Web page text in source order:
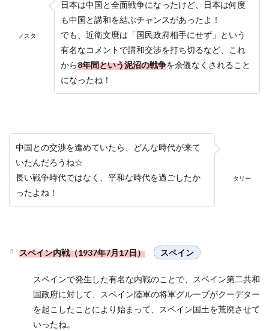
ノスタ
日本は中国と全面戦争になったけど、日本は何度
も中国と講和を結ぶチャンスがあったよ！
でも、近衛文麿は「国民政府相手にせず」という
有名なコメントで講和交渉を打ち切るなど、これ
から8年間という泥沼の戦争を余儀なくされること
になったね！
タリー
中国との交渉を進めていたら、どんな時代が来て
いたんだろうね☆
長い戦争時代ではなく、平和な時代を過ごしたか
ったよね！
スペイン内戦（1937年7月17日） スペイン
スペインで発生した有名な内戦のことで、スペイン第二共和
国政府に対して、スペイン陸軍の将軍グループがクーデター
を起こしたことにより始まって、スペイン国土を荒廃させて
いったね。